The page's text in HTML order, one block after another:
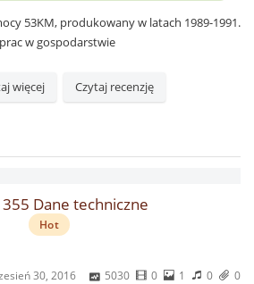
53KM, produkowany w latach 1989-1991.
w gospodarstwie
więcej Czytaj recenzję
Dane techniczne
Hot
30, 2016 5030 0 1 0
0